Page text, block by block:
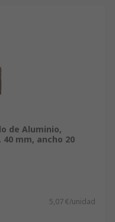
de Aluminio,
40 mm, ancho 20
5,07 €/unidad